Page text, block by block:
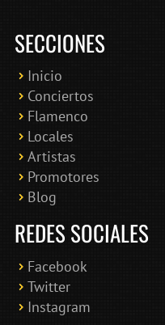
SECCIONES
Inicio
Conciertos
Flamenco
Locales
Artistas
Promotores
Blog
REDES SOCIALES
Facebook
Twitter
Instagram